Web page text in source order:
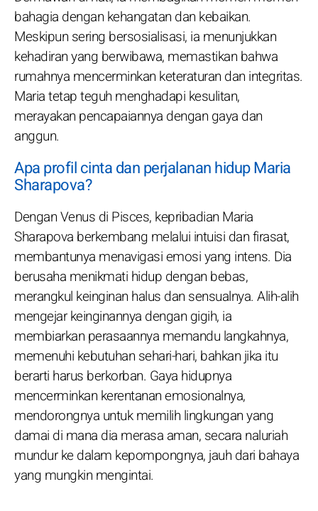
bahagia dengan kehangatan dan kebaikan.
Meskipun sering bersosialisasi, ia menunjukkan
kehadiran yang berwibawa, memastikan bahwa
rumahnya mencerminkan keteraturan dan integritas.
Maria tetap teguh menghadapi kesulitan,
merayakan pencapaiannya dengan gaya dan
anggun.
Apa profil cinta dan perjalanan hidup Maria
Sharapova?
Dengan Venus di Pisces, kepribadian Maria
Sharapova berkembang melalui intuisi dan firasat,
membantunya menavigasi emosi yang intens. Dia
berusaha menikmati hidup dengan bebas,
merangkul keinginan halus dan sensualnya. Alih-alih
mengejar keinginannya dengan gigih, ia
membiarkan perasaannya memandu langkahnya,
memenuhi kebutuhan sehari-hari, bahkan jika itu
berarti harus berkorban. Gaya hidupnya
mencerminkan kerentanan emosionalnya,
mendorongnya untuk memilih lingkungan yang
damai di mana dia merasa aman, secara naluriah
mundur ke dalam kepompongnya, jauh dari bahaya
yang mungkin mengintai.